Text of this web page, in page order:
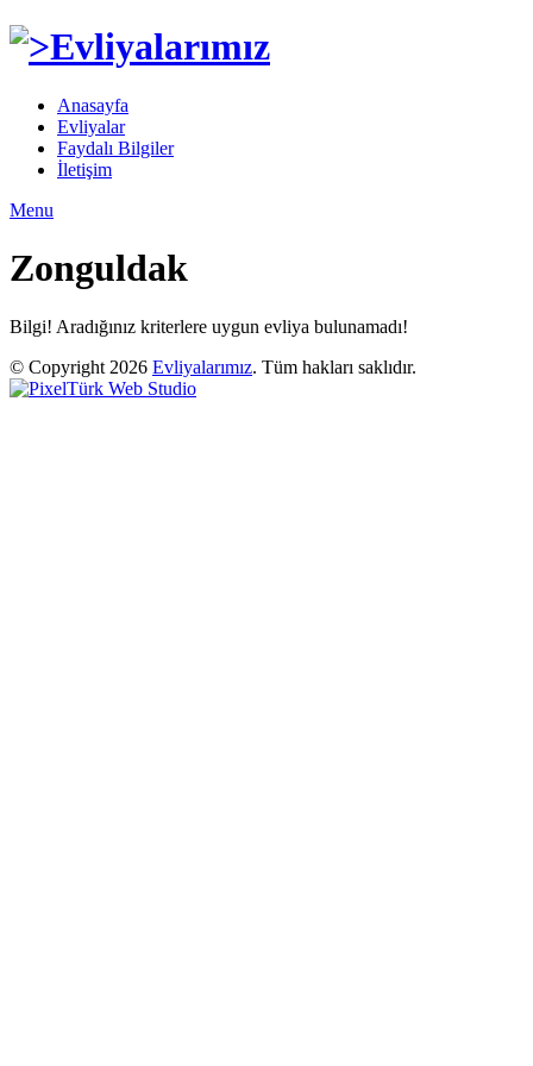
Anasayfa
Evliyalar
Faydalı Bilgiler
İletişim
Menu
Zonguldak
Bilgi! Aradığınız kriterlere uygun evliya bulunamadı!
© Copyright 2026 Evliyalarımız. Tüm hakları saklıdır.